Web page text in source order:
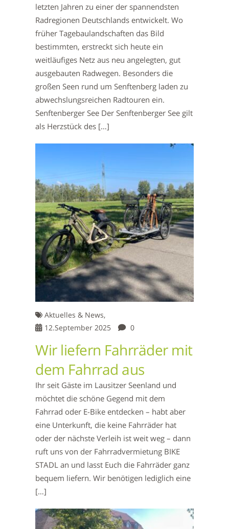
letzten Jahren zu einer der spannendsten
Radregionen Deutschlands entwickelt. Wo
früher Tagebaulandschaften das Bild
bestimmten, erstreckt sich heute ein
weitläufiges Netz aus neu angelegten, gut
ausgebauten Radwegen. Besonders die
großen Seen rund um Senftenberg laden zu
abwechslungsreichen Radtouren ein.
Senftenberger See Der Senftenberger See gilt
als Herzstück des […]
Aktuelles & News,
12.September 2025
0
Wir liefern Fahrräder mit
dem Fahrrad aus
Ihr seit Gäste im Lausitzer Seenland und
möchtet die schöne Gegend mit dem
Fahrrad oder E-Bike entdecken – habt aber
eine Unterkunft, die keine Fahrräder hat
oder der nächste Verleih ist weit weg – dann
ruft uns von der Fahrradvermietung BIKE
STADL an und lasst Euch die Fahrräder ganz
bequem liefern. Wir benötigen lediglich eine
[…]